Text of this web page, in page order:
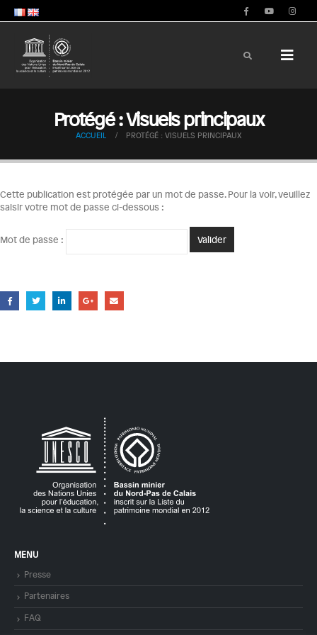
Protégé : Visuels principaux
ACCUEIL PROTÉGÉ : VISUELS PRINCIPAUX
Cette publication est protégée par un mot de passe. Pour la voir, veuillez
saisir votre mot de passe ci-dessous :
Mot de passe :
MENU
Presse
Partenaires
FAQ